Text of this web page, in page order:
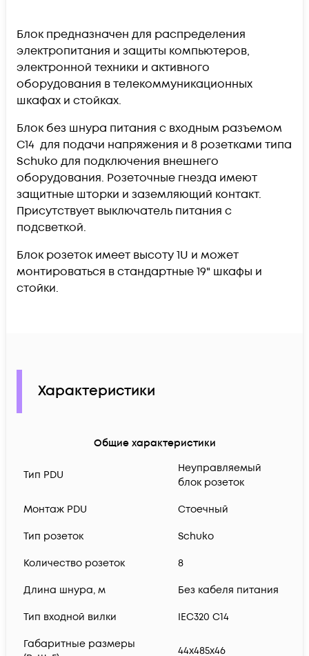
Блок предназначен для распределения
электропитания и защиты компьютеров,
электронной техники и активного
оборудования в телекоммуникационных
шкафах и стойках.
Блок без шнура питания с входным разъемом
С14 для подачи напряжения и 8 розетками типа
Schuko для подключения внешнего
оборудования. Розеточные гнезда имеют
защитные шторки и заземляющий контакт.
Присутствует выключатель питания с
подсветкой.
Блок розеток имеет высоту 1U и может
монтироваться в стандартные 19" шкафы и
стойки.
Характеристики
Общие характеристики
Тип PDU
Неуправляемый
блок розеток
Монтаж PDU Стоечный
Тип розеток Schuko
Количество розеток 8
Длина шнура, м Без кабеля питания
Тип входной вилки IEC320 C14
Габаритные размеры
44x485x46